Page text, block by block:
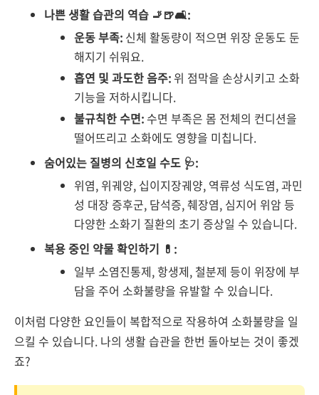
나쁜 생활 습관의 역습 🚬🍺🛋️:
운동 부족: 신체 활동량이 적으면 위장 운동도 둔
해지기 쉬워요.
흡연 및 과도한 음주: 위 점막을 손상시키고 소화
기능을 저하시킵니다.
불규칙한 수면:수면 부족은 몸 전체의 컨디션을
떨어뜨리고 소화에도 영향을 미칩니다.
숨어있는 질병의 신호일 수도 🩺:
위염, 위궤양, 십이지장궤양, 역류성 식도염, 과민
성 대장 증후군, 담석증, 췌장염, 심지어 위암 등
다양한 소화기 질환의 초기 증상일 수 있습니다.
복용 중인 약물 확인하기 💊:
일부 소염진통제, 항생제, 철분제 등이 위장에 부
담을 주어 소화불량을 유발할 수 있습니다.
이처럼 다양한 요인들이 복합적으로 작용하여 소화불량을 일
으킬 수 있습니다. 나의 생활 습관을 한번 돌아보는 것이 좋겠
죠?